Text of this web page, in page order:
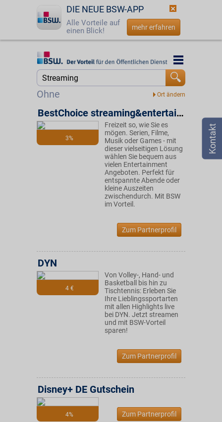
DIE NEUE BSW-APP
Alle Vorteile auf
einen Blick!
mehr erfahren
Startseite
Jetzt BSW-Mitglied werden
☎ 0800 - 279 25 82
Ohne
Startseite
Suche
3%
BestChoice streaming&entertainment
Freizeit so, wie Sie es
mögen. Serien, Filme,
Musik oder Games - mit
dieser vielseitigen Lösung
wählen Sie bequem aus
vielen Entertainment
Angeboten. Perfekt für
entspannte Abende oder
kleine Auszeiten
zwischendurch. Mit BSW
im Vorteil.
Zum Partnerprofil
4 €
DYN
Von Volley-, Hand- und
Basketball bis hin zu
Tischtennis: Erleben Sie
Ihre Lieblingssportarten
mit allen Highlights live
bei DYN. Jetzt streamen
und mit BSW-Vorteil
sparen!
Zum Partnerprofil
4%
Disney+ DE Gutschein
Zum Partnerprofil